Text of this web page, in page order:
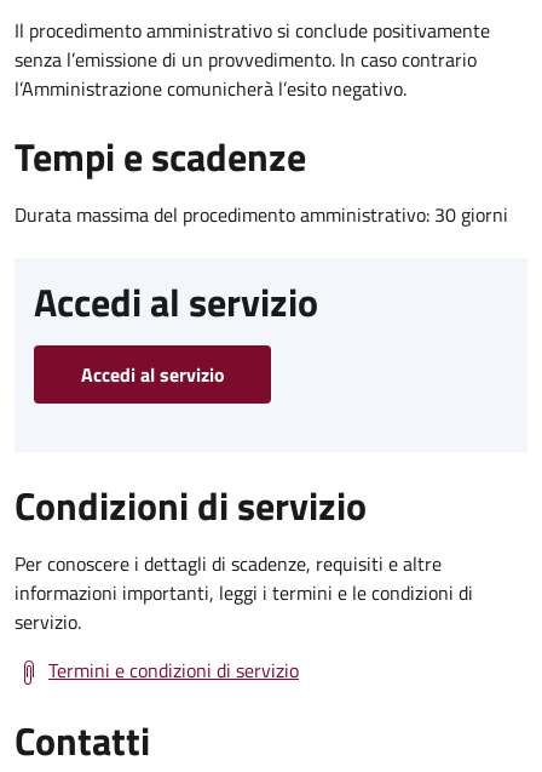
Il procedimento amministrativo si conclude positivamente
senza l’emissione di un provvedimento. In caso contrario
l’Amministrazione comunicherà l’esito negativo.
Tempi e scadenze
Durata massima del procedimento amministrativo: 30 giorni
Accedi al servizio
Accedi al servizio
Condizioni di servizio
Per conoscere i dettagli di scadenze, requisiti e altre
informazioni importanti, leggi i termini e le condizioni di
servizio.
Termini e condizioni di servizio
Contatti